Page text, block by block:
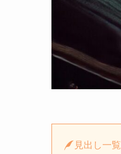
見出し一覧